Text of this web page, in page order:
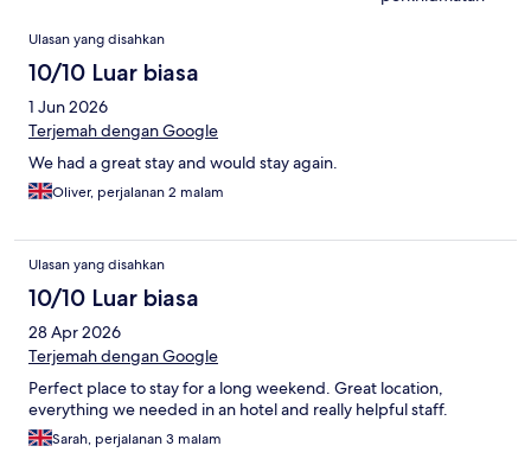
Ulasan
Ulasan yang disahkan
10/10 Luar biasa
1 Jun 2026
Terjemah dengan Google
We had a great stay and would stay again.
Oliver, perjalanan 2 malam
Ulasan yang disahkan
10/10 Luar biasa
28 Apr 2026
Terjemah dengan Google
Perfect place to stay for a long weekend. Great location,
everything we needed in an hotel and really helpful staff.
Sarah, perjalanan 3 malam